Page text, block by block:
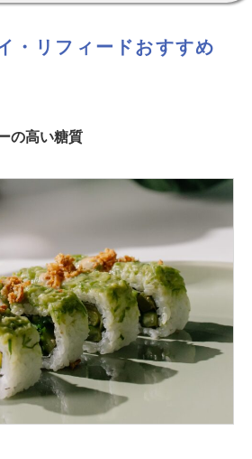
・リフィードおすすめ
の高い糖質